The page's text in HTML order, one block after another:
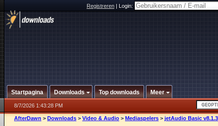
Registreren|Login:
Startpagina Downloads Top downloads Meer
8/7/2026 1:43:28 PM
AfterDawn > Downloads > Video & Audio > Mediaspelers > jetAudio Basic v8.1.3